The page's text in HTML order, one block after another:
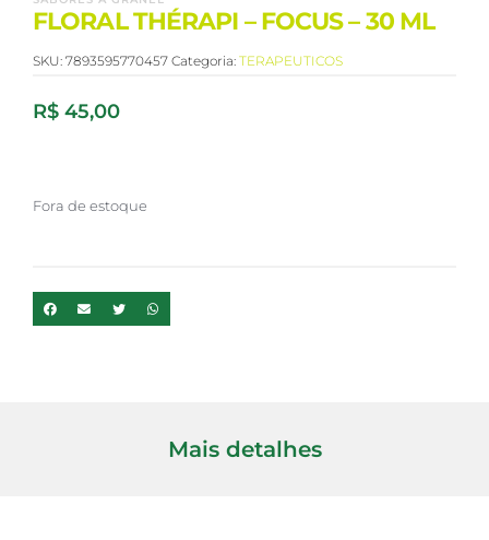
FLORAL THÉRAPI – FOCUS – 30 ML
SKU: 7893595770457 Categoria: TERAPEUTICOS
R$ 45,00
Fora de estoque
Mais detalhes